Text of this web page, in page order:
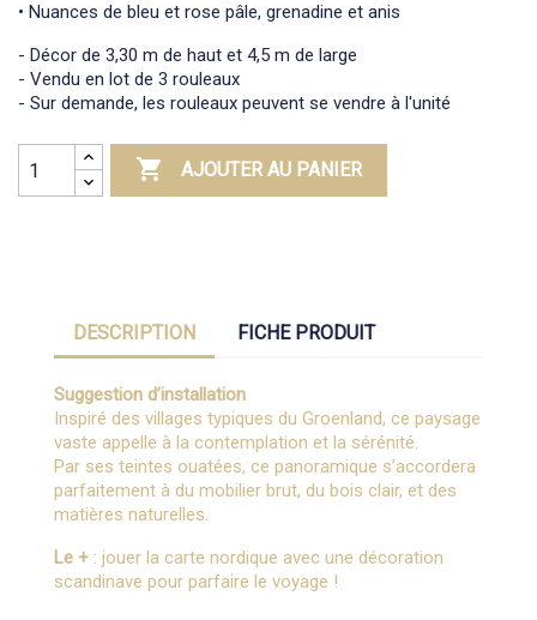
• Nuances de bleu et rose pâle, grenadine et anis
- Décor de 3,30 m de haut et 4,5 m de large
- Vendu en lot de 3 rouleaux
- Sur demande, les rouleaux peuvent se vendre à l'unité
 AJOUTER AU PANIER
DESCRIPTION FICHE PRODUIT
Suggestion d’installation
Inspiré des villages typiques du Groenland, ce paysage
vaste appelle à la contemplation et la sérénité.
Par ses teintes ouatées, ce panoramique s’accordera
parfaitement à du mobilier brut, du bois clair, et des
matières naturelles.
Le + : jouer la carte nordique avec une décoration
scandinave pour parfaire le voyage !